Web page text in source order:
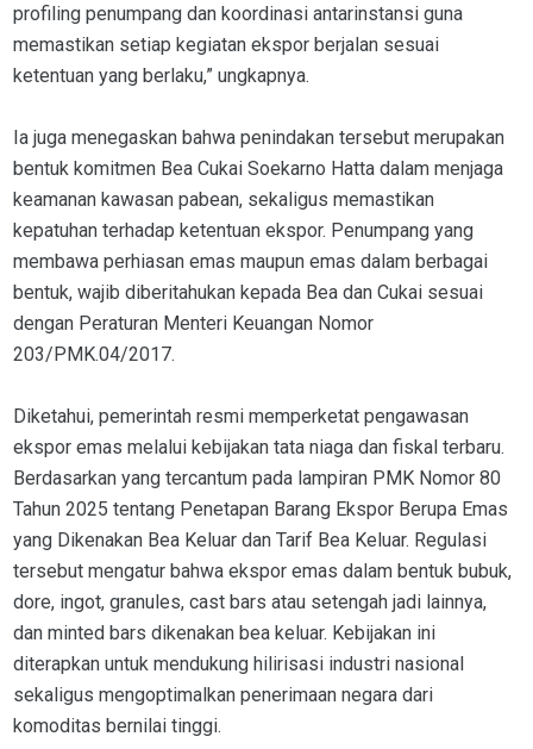
profiling penumpang dan koordinasi antarinstansi guna
memastikan setiap kegiatan ekspor berjalan sesuai
ketentuan yang berlaku,” ungkapnya.
Ia juga menegaskan bahwa penindakan tersebut merupakan
bentuk komitmen Bea Cukai Soekarno Hatta dalam menjaga
keamanan kawasan pabean, sekaligus memastikan
kepatuhan terhadap ketentuan ekspor. Penumpang yang
membawa perhiasan emas maupun emas dalam berbagai
bentuk, wajib diberitahukan kepada Bea dan Cukai sesuai
dengan Peraturan Menteri Keuangan Nomor
203/PMK.04/2017.
Diketahui, pemerintah resmi memperketat pengawasan
ekspor emas melalui kebijakan tata niaga dan fiskal terbaru.
Berdasarkan yang tercantum pada lampiran PMK Nomor 80
Tahun 2025 tentang Penetapan Barang Ekspor Berupa Emas
yang Dikenakan Bea Keluar dan Tarif Bea Keluar. Regulasi
tersebut mengatur bahwa ekspor emas dalam bentuk bubuk,
dore, ingot, granules, cast bars atau setengah jadi lainnya,
dan minted bars dikenakan bea keluar. Kebijakan ini
diterapkan untuk mendukung hilirisasi industri nasional
sekaligus mengoptimalkan penerimaan negara dari
komoditas bernilai tinggi.